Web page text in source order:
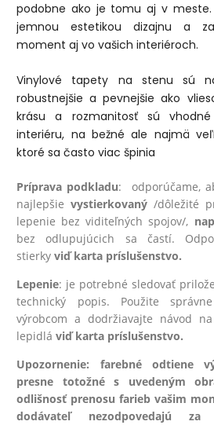
podobne ako je tomu aj v
jemnou estetikou dizajnu a
moment aj vo vašich interiéroch.
Vinylové tapety na stenu sú
robustnejšie a pevnejšie ako
krásu a rozmanitosť sú
interiéru, na bežné ale najmä
ktoré sa často viac špinia
Príprava podkladu: odporúčame,
najlepšievystierkovaný /dôležité
lepenie bez viditeľných spojov/, na
bez odlupujúcich sa častí.
stierkyviď karta príslušenstvo.
Lepenie: je potrebné sledovať
technický popis. Použite
výrobcom a dodržiavajte návod
lepidláviď karta príslušenstvo.
Upozornenie: farebné odtiene
presne totožné s uvedeným
odlišnosť prenosu farieb vašim
dodávateľ nezodpovedajú za